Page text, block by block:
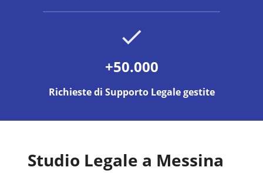
+50.000
Richieste di Supporto Legale gestite
Studio Legale a Messina